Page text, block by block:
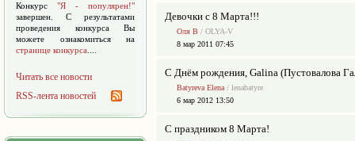
Конкурс "Я - популярен!"
завершен. С результатами
проведения конкурса Вы
можете ознакомиться на
странице конкурса
Читать все новости
RSS-лента новостей
Девочки с 8 Марта!!!
Оля В / OLYA-V
8 мар 2011 07:45
С Днём рождения, Galina (Пустовалова
Batyreva Elena / lenabatyre
6 мар 2012 13:50
С праздником 8 Марта!